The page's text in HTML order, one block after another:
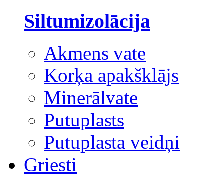
Siltumizolācija
Akmens vate
Korķa apakšklājs
Minerālvate
Putuplasts
Putuplasta veidņi
Griesti